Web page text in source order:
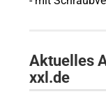
Aktuelles
xxl.de